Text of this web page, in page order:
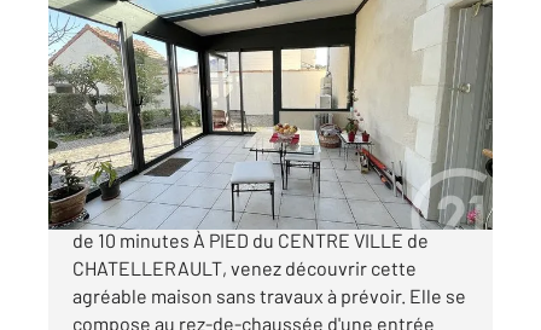
CHATELLERAULT 86
95,26 m2, 4 pièces
Ref : 11828
Maison à vendre
179 990 €
CENTURY 21 CHATELLERAULT Située à moins
de 10 minutes À PIED du CENTRE VILLE de
CHATELLERAULT, venez découvrir cette
agréable maison sans travaux à prévoir. Elle se
compose au rez-de-chaussée d'une entrée